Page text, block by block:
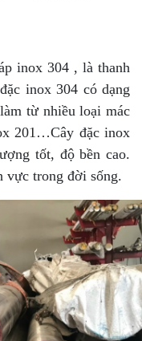
inox 304 , là thanh
inox 304 có dạng
từ nhiều loại mác
201…Cây đặc inox
tốt, độ bền cao.
vực trong đời sống.